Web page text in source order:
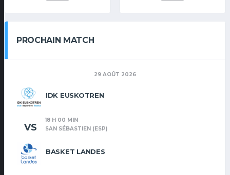
PROCHAIN MATCH
29 AOÛT 2026
IDK EUSKOTREN
BASKET LANDES
VS
18 H 00 MIN
SAN SÉBASTIEN (ESP)